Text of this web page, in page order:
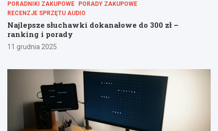
PORADNIKI ZAKUPOWE
PORADY ZAKUPOWE
RECENZJE SPRZĘTU AUDIO
Najlepsze słuchawki dokanałowe do 300 zł –
ranking i porady
11 grudnia 2025